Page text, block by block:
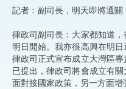
記者﹕副司長，明天即將通關
律政司副司長﹕大家都知道
明日開始。我亦很高興在明
律政司正式宣布成立大灣區專
已提出，律政司將會成立有
面對接國家政策，另一方面增